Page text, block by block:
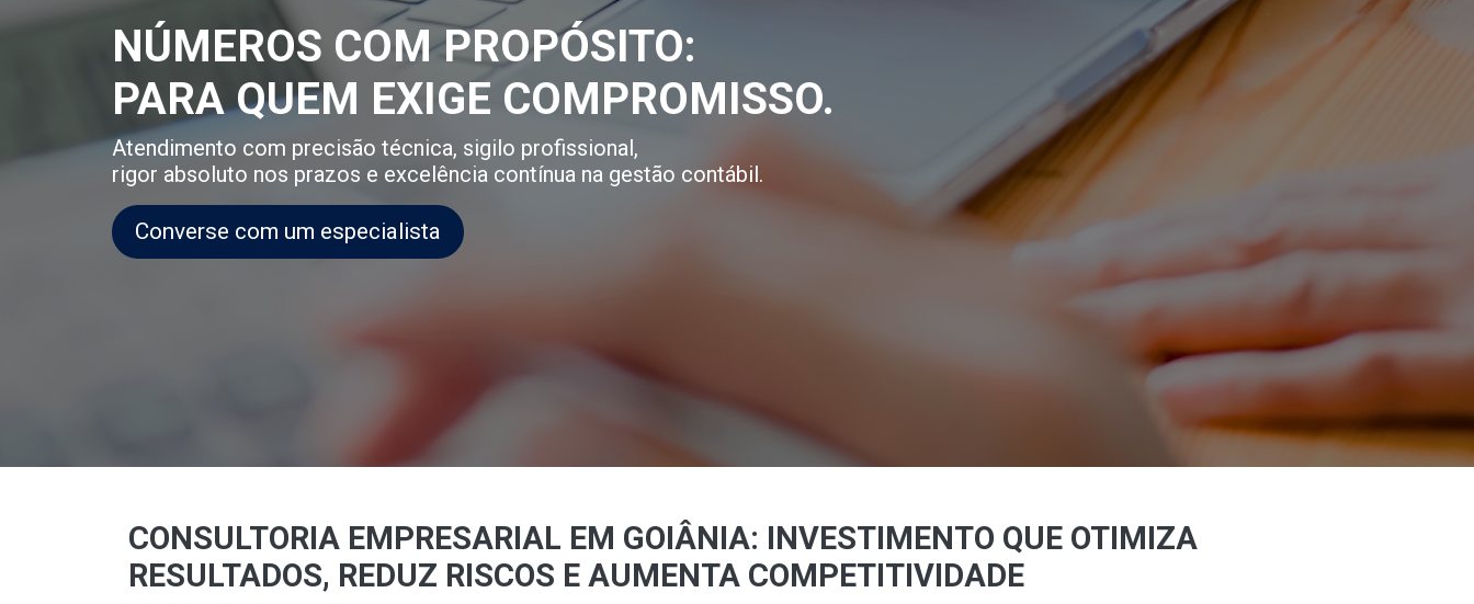
NÚMEROS COM PROPÓSITO:
PARA QUEM EXIGE COMPROMISSO.
Atendimento com precisão técnica, sigilo profissional,
rigor absoluto nos prazos e excelência contínua na gestão contábil.
Converse com um especialista
CONSULTORIA EMPRESARIAL EM GOIÂNIA: INVESTIMENTO QUE OTIMIZA
RESULTADOS, REDUZ RISCOS E AUMENTA COMPETITIVIDADE